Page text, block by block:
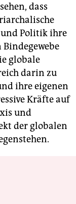
dass
und Politik ihre
globale
darin zu
ihre eigenen
Kräfte auf
und
der globalen